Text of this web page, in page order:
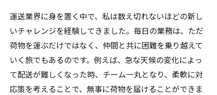
運送業界に身を置く中で、私は数え切れないほどの新し
いチャレンジを経験してきました。毎日の業務は、ただ
荷物を運ぶだけではなく、仲間と共に困難を乗り越えて
いく旅でもあるのです。例えば、急な天候の変化によっ
て配送が難しくなった時、チーム一丸となり、柔軟に対
応策を考えることで、無事に荷物を届けることができま